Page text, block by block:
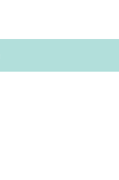
- Track 4